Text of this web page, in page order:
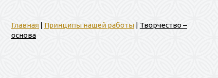
Главная | Принципы нашей работы | Творчество –
основа